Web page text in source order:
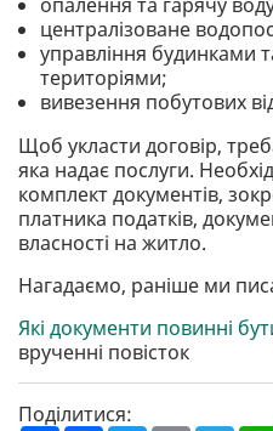
опалення та гарячу
централізоване
управління будинками
територіями;
вивезення побутових
Щоб укласти договір,
яка надає послуги.
комплект документів,
платника податків,
власності на житло.
Нагадаємо, раніше ми
Які документи повинні
врученні повісток
Поділитися: